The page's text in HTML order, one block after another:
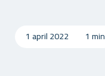
1 april 2022 1 min